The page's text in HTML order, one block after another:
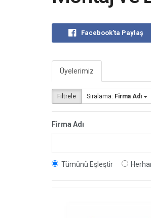
Facebook'ta Paylaş
Üyelerimiz
Filtrele Sıralama: Firma Adı
Firma Adı
Tümünü Eşleştir